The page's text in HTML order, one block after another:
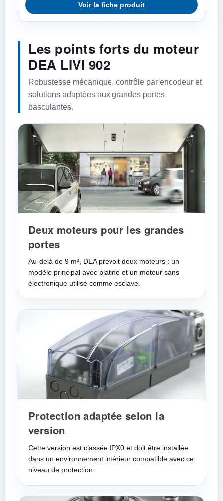
Voir la fiche produit
Les points forts du moteur
DEA LIVI 902
Robustesse mécanique, contrôle par encodeur et
solutions adaptées aux grandes portes
basculantes.
Deux moteurs pour les grandes
portes
Au-delà de 9 m², DEA prévoit deux moteurs : un
modèle principal avec platine et un moteur sans
électronique utilisé comme esclave.
Protection adaptée selon la
version
Cette version est classée IPX0 et doit être installée
dans un environnement intérieur compatible avec ce
niveau de protection.